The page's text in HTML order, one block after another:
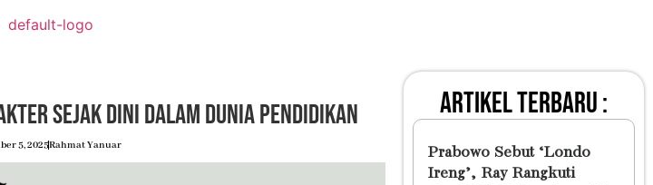
Sejak Dini dalam Dunia Pendidikan
5, 2025Rahmat Yanuar
artikel terbaru :
Prabowo Sebut ‘Londo
Ireng’, Ray Rangkuti